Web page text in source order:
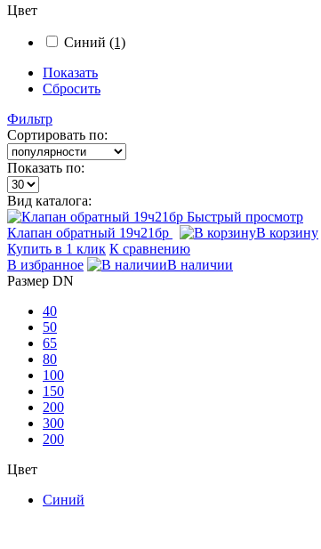
Цвет
Синий (1)
Показать
Сбросить
Фильтр
Сортировать по:
Показать по:
Вид каталога:
Быстрый просмотр
Клапан обратный 19ч21бр
В корзину
Купить в 1 клик К сравнению
В избранное
В наличии
Размер DN
40
50
65
80
100
150
200
300
200
Цвет
Синий